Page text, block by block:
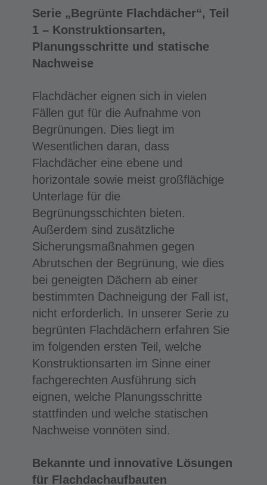
Serie „Begrünte Flachdächer“, Teil
1 – Konstruktionsarten,
Planungsschritte und statische
Nachweise
Flachdächer eignen sich in vielen
Fällen gut für die Aufnahme von
Begrünungen. Dies liegt im
Wesentlichen daran, dass
Flachdächer eine ebene und
horizontale sowie meist großflächige
Unterlage für die
Begrünungsschichten bieten.
Außerdem sind zusätzliche
Sicherungsmaßnahmen gegen
Abrutschen der Begrünung, wie dies
bei geneigten Dächern ab einer
bestimmten Dachneigung der Fall ist,
nicht erforderlich. In unserer Serie zu
begrünten Flachdächern erfahren Sie
im folgenden ersten Teil, welche
Konstruktionsarten im Sinne einer
fachgerechten Ausführung sich
eignen, welche Planungsschritte
stattfinden und welche statischen
Nachweise vonnöten sind.
Bekannte und innovative Lösungen
für Flachdachaufbauten